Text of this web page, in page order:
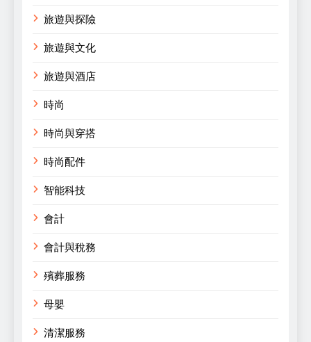
旅遊與探險
旅遊與文化
旅遊與酒店
時尚
時尚與穿搭
時尚配件
智能科技
會計
會計與稅務
殯葬服務
母嬰
清潔服務